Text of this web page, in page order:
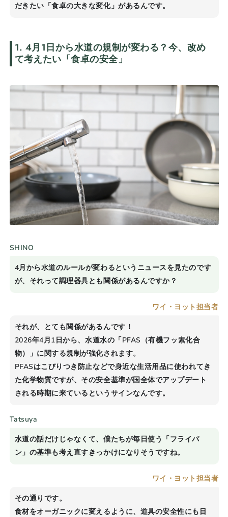
だきたい「食卓の大きな変化」があるんです。
1. 4月1日から水道の規制が変わる？今、改め
て考えたい「食卓の安全」
SHINO
4月から水道のルールが変わるというニュースを見たのです
が、それって調理器具とも関係があるんですか？
ワイ・ヨット担当者
それが、とても関係があるんです！
2026年4月1日から、水道水の「PFAS （有機フッ素化合
物）」に関する規制が強化されます。
PFASはこびりつき防止などで身近な生活用品に使われてき
た化学物質ですが、その安全基準が国全体でアップデート
される時期に来ているというサインなんです。
Tatsuya
水道の話だけじゃなくて、僕たちが毎日使う「フライパ
ン」の基準も考え直すきっかけになりそうですね。
ワイ・ヨット担当者
その通りです。
食材をオーガニックに変えるように、道具の安全性にも目